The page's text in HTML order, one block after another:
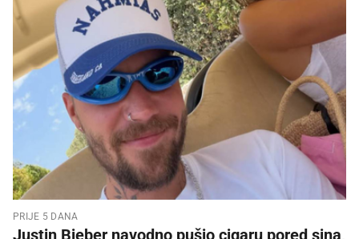
PRIJE 5 DANA
Justin Bieber navodno pušio cigaru pored sina,